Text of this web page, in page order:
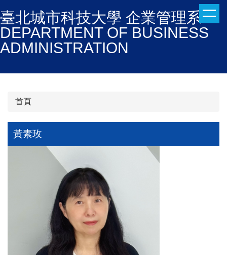
到
主
要
臺北城市科技大學 企業管理系
DEPARTMENT OF BUSINESS
ADMINISTRATION
首頁
黃素玫